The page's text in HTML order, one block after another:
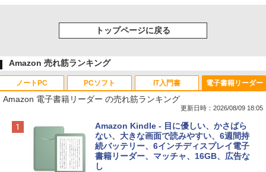
トップページに戻る
Amazon 売れ筋ランキング
ノートPC
Apple 2026 MacBook Neo A18 Proチッ
プ搭載13インチノートブック：AIとAppl
e Intelligenceのために設計、Liquid Ret
inaディスプレイ、8GBユニファイドメモ
リ、256GB SSDストレージ、1080p Fac
PCソフト
Robloxギフトカード - 800 Robux 【限
定バーチャルアイテムを含む】 【オンラ
インゲームコード】 ロブロックス | オン
ラインコード版
IT入門書
生成AIパスポート公式テキスト 第４版
￥1,766
電子書籍リーダー
Amazon 電子書籍リーダー の売れ筋ランキング
更新日時：2026/08/09 18:05
Amazon Kindle - 目に優しい、かさばら
ない、大きな画面で読みやすい、6週間持
続バッテリー、6インチディスプレイ電子
書籍リーダー、マッチャ、16GB、広告な
し